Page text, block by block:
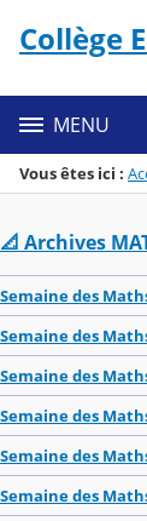
Menu de la
Contenu
Collège
MENU
Vous êtes ici :
📐 Archives
Semaine des
Semaine des
Semaine des
Semaine des
Semaine des
Semaine des